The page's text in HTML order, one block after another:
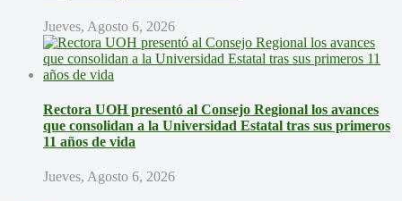
Jueves, Agosto 6, 2026
Rectora UOH presentó al Consejo Regional los avances
que consolidan a la Universidad Estatal tras sus primeros
11 años de vida
Jueves, Agosto 6, 2026